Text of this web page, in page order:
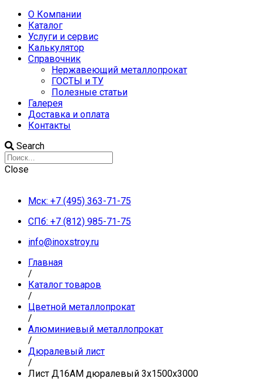
О Компании
Каталог
Услуги и сервис
Калькулятор
Справочник
Нержавеющий металлопрокат
ГОСТЫ и ТУ
Полезные статьи
Галерея
Доставка и оплата
Контакты
Search
Close
Мск: +7 (495) 363-71-75
СПб: +7 (812) 985-71-75
info@inoxstroy.ru
Главная
/
Каталог товаров
/
Цветной металлопрокат
/
Алюминиевый металлопрокат
/
Дюралевый лист
/
Лист Д16АМ дюралевый 3х1500х3000